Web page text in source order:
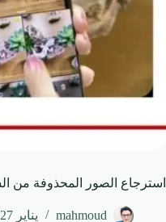
استرجاع الصور المحذوفة من
mahmoud
يناير 27, 2020